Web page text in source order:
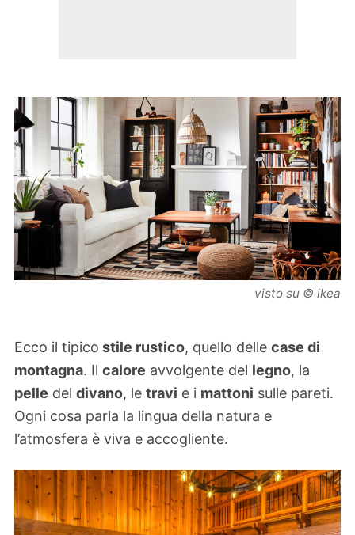
visto su © ikea
Ecco il tipico stile rustico, quello delle case di
montagna. Il calore avvolgente del legno, la
pelle del divano, le travi e i mattoni sulle pareti.
Ogni cosa parla la lingua della natura e
l’atmosfera è viva e accogliente.